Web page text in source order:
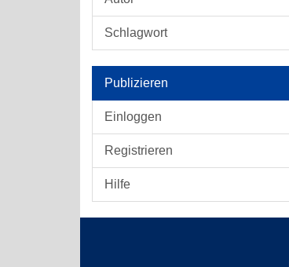
Schlagwort
Publizieren
Einloggen
Registrieren
Hilfe